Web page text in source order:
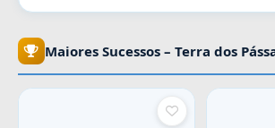
Loja
Maiores Sucessos – Terra dos